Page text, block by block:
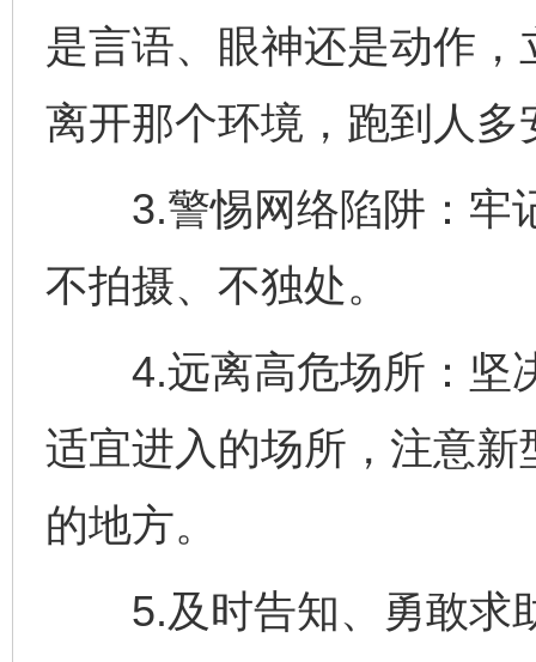
是言语、眼神还是动作，
离开那个环境，跑到人多
3.警惕网络陷阱：牢
不拍摄、不独处。
4.远离高危场所：坚
适宜进入的场所，注意
的地方。
5.及时告知、勇敢求